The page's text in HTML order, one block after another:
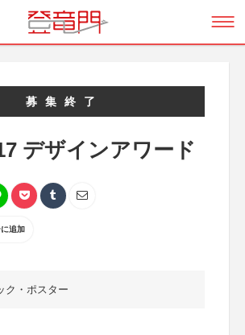
募集終了
デザインアワード
追加
ク・ポスター